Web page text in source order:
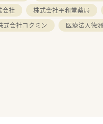
会社 株式会社平和堂薬局
式会社コクミン 医療法人徳